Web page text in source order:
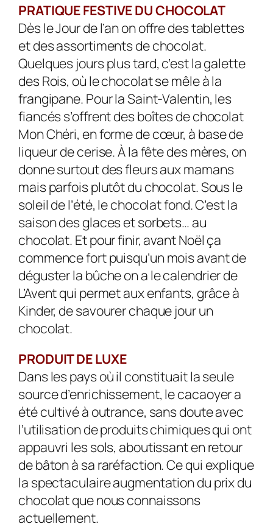
PRATIQUE FESTIVE DU CHOCOLAT
Dès le Jour de l’an on offre des tablettes
et des assortiments de chocolat.
Quelques jours plus tard, c’est la galette
des Rois, où le chocolat se mêle à la
frangipane. Pour la Saint-Valentin, les
fiancés s’offrent des boîtes de chocolat
Mon Chéri, en forme de cœur, à base de
liqueur de cerise. À la fête des mères, on
donne surtout des fleurs aux mamans
mais parfois plutôt du chocolat. Sous le
soleil de l’été, le chocolat fond. C’est la
saison des glaces et sorbets… au
chocolat. Et pour finir, avant Noël ça
commence fort puisqu’un mois avant de
déguster la bûche on a le calendrier de
L’Avent qui permet aux enfants, grâce à
Kinder, de savourer chaque jour un
chocolat.
PRODUIT DE LUXE
Dans les pays où il constituait la seule
source d’enrichissement, le cacaoyer a
été cultivé à outrance, sans doute avec
l’utilisation de produits chimiques qui ont
appauvri les sols, aboutissant en retour
de bâton à sa raréfaction. Ce qui explique
la spectaculaire augmentation du prix du
chocolat que nous connaissons
actuellement.